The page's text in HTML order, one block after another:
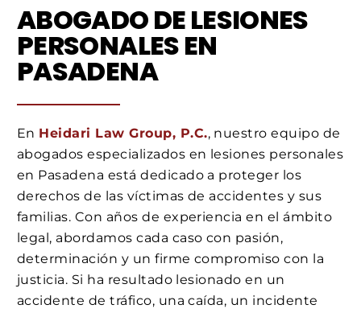
ABOGADO DE LESIONES
PERSONALES EN
PASADENA
En Heidari Law Group, P.C., nuestro equipo de
abogados especializados en lesiones personales
en Pasadena está dedicado a proteger los
derechos de las víctimas de accidentes y sus
familias. Con años de experiencia en el ámbito
legal, abordamos cada caso con pasión,
determinación y un firme compromiso con la
justicia. Si ha resultado lesionado en un
accidente de tráfico, una caída, un incidente